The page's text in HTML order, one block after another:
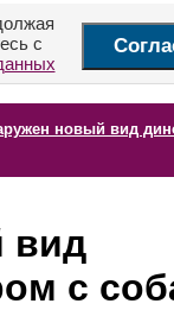
с
новый вид
вид
с